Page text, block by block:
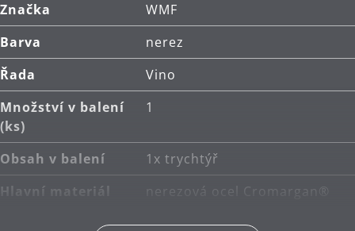
Značka
WMF
Barva
nerez
Řada
Vino
Množství v balení
(ks)
1
Obsah v balení
1x trychtýř
Hlavní materiál
nerezová ocel Cromargan®